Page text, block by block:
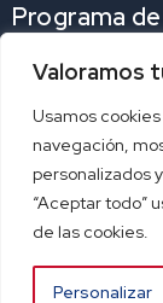
Valoramos
Usamos
navegación,
personalizados
“Aceptar todo”
de las cookies.
Personalizar
Programa
Programa
Acceso